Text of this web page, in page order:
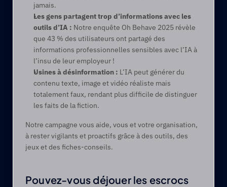
jamais.
Les gens partagent trop d’informations avec les
outils d’IA : Notre enquête Oh Behave 2025 révèle
que 43 % des utilisateurs ont partagé des
informations professionnelles sensibles avec l’IA à
l’insu de leur employeur !
Usines à désinformation : L’IA peut générer du
contenu texte, image et vidéo réaliste mais
totalement faux, rendant plus difficile de distinguer
les faits de la fiction.
Notre campagne vous aide, vous et votre organisation,
à rester vigilants et proactifs grâce à des outils, des
jeux et des fiches-conseils.
Pouvez-vous déjouer les escrocs